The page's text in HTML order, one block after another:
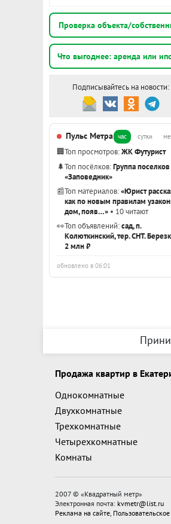
Проверка объекта/
Что выгоднее: аренда или
Подписывайтесь на новости:
Пульс Метра час сутки
🏢Топ просмотров:ЖК Футурист
🌲Топ посёлков:Группа поселков
«Заповедник»
📰Топ материалов:«Юрист
как по новым правилам
дом, появ…» • 10 читают
👀Топ объявлений:сад, п.
Колюткинский, тер. СНТ.
2 млн ₽
обновлено в 06:01
Продажа квартир в
Однокомнатные
Двухкомнатные
Трехкомнатные
Четырехкомнатные
Комнаты
2007 © «Квадратный метр»
Электронная почта: kvmetr@list.ru
Реклама на сайте,